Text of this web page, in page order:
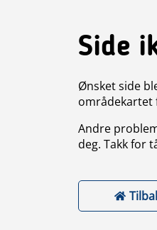
Side
Ønsket side
områdekartet
Andre
deg. Takk for